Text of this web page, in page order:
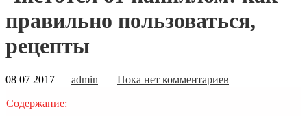
правильно пользоваться,
рецепты
08 07 2017 admin Пока нет комментариев
Содержание: